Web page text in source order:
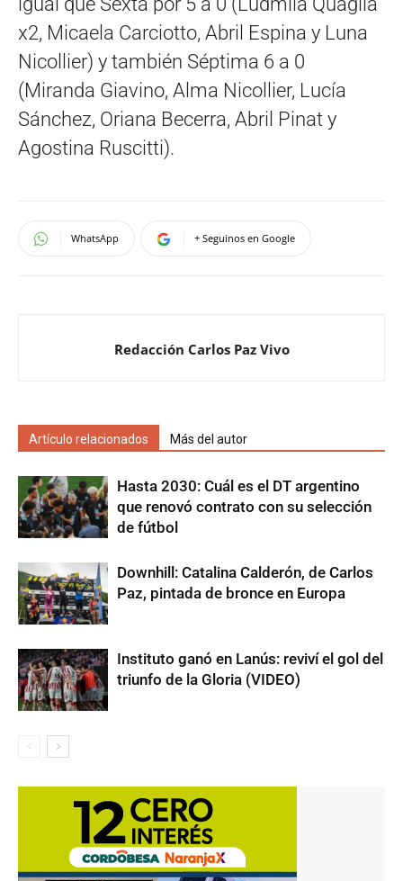
x2, Micaela Carciotto, Abril Espina y Luna
Nicollier) y también Séptima 6 a 0
(Miranda Giavino, Alma Nicollier, Lucía
Sánchez, Oriana Becerra, Abril Pinat y
Agostina Ruscitti).
WhatsApp + Seguinos en Google
Redacción Carlos Paz Vivo
Artículo relacionados Más del autor
Hasta 2030: Cuál es el DT argentino
que renovó contrato con su selección
de fútbol
Downhill: Catalina Calderón, de Carlos
Paz, pintada de bronce en Europa
Instituto ganó en Lanús: reviví el gol del
triunfo de la Gloria (VIDEO)